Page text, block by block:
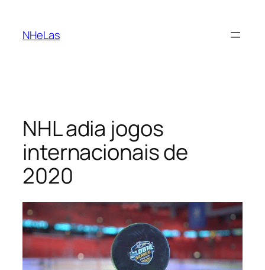
NHeLas
NHL adia jogos
internacionais de
2020